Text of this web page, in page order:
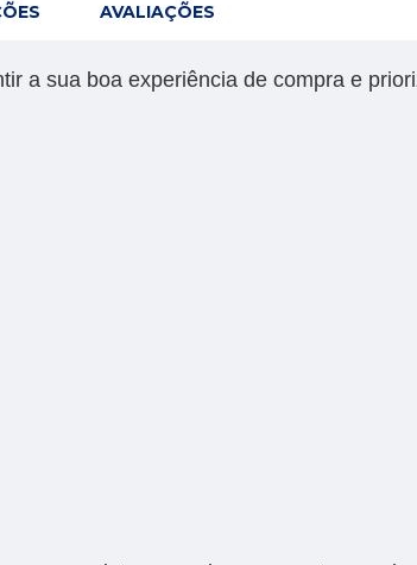
AVALIAÇÕES
a sua boa experiência de compra e